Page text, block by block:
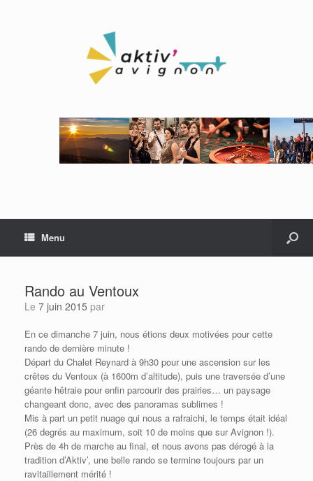
Menu
Rando au Ventoux
Le 7 juin 2015 par
En ce dimanche 7 juin, nous étions deux motivées pour cette
rando de dernière minute !
Départ du Chalet Reynard à 9h30 pour une ascension sur les
crêtes du Ventoux (à 1600m d’altitude), puis une traversée d’une
géante hêtraie pour enfin parcourir des prairies… un paysage
changeant donc, avec des panoramas sublimes !
Mis à part un petit nuage qui nous a rafraichi, le temps était idéal
(26 degrés au maximum, soit 10 de moins que sur Avignon !).
Près de 4h de marche au final, et nous avons pas dérogé à la
tradition d’Aktiv’, une belle rando se termine toujours par un
ravitaillement mérité !